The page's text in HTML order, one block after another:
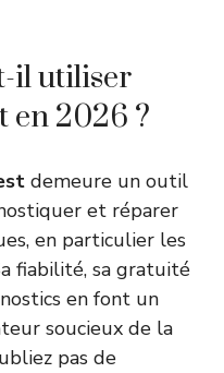
il utiliser
en 2026 ?
demeure un outil
et réparer
en particulier les
fiabilité, sa gratuité
en font un
soucieux de la
pas de